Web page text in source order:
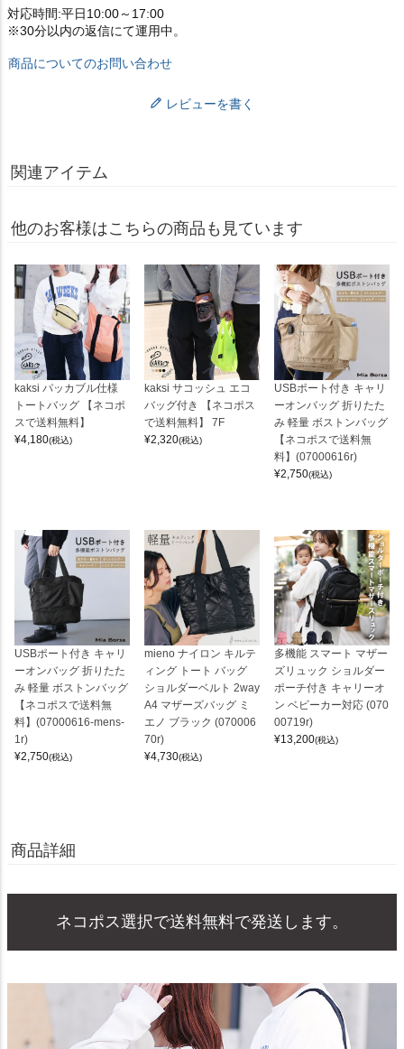
対応時間:平日10:00～17:00
※30分以内の返信にて運用中。
商品についてのお問い合わせ
レビューを書く
関連アイテム
他のお客様はこちらの商品も見ています
kaksi パッカブル仕様
トートバッグ 【ネコポ
スで送料無料】
¥4,180(税込)
kaksi サコッシュ エコ
バッグ付き 【ネコポス
で送料無料】 7F
¥2,320(税込)
USBポート付き キャリ
ーオンバッグ 折りたた
み 軽量 ボストンバッグ
【ネコポスで送料無
料】(07000616r)
¥2,750(税込)
USBポート付き キャリ
ーオンバッグ 折りたた
み 軽量 ボストンバッグ
【ネコポスで送料無
料】(07000616-mens-
1r)
¥2,750(税込)
mieno ナイロン キルテ
ィング トート バッグ
ショルダーベルト 2way
A4 マザーズバッグ ミ
エノ ブラック (070006
70r)
¥4,730(税込)
多機能 スマート マザー
ズリュック ショルダー
ポーチ付き キャリーオ
ン ベビーカー対応 (070
00719r)
¥13,200(税込)
商品詳細
ネコポス選択で送料無料で発送します。